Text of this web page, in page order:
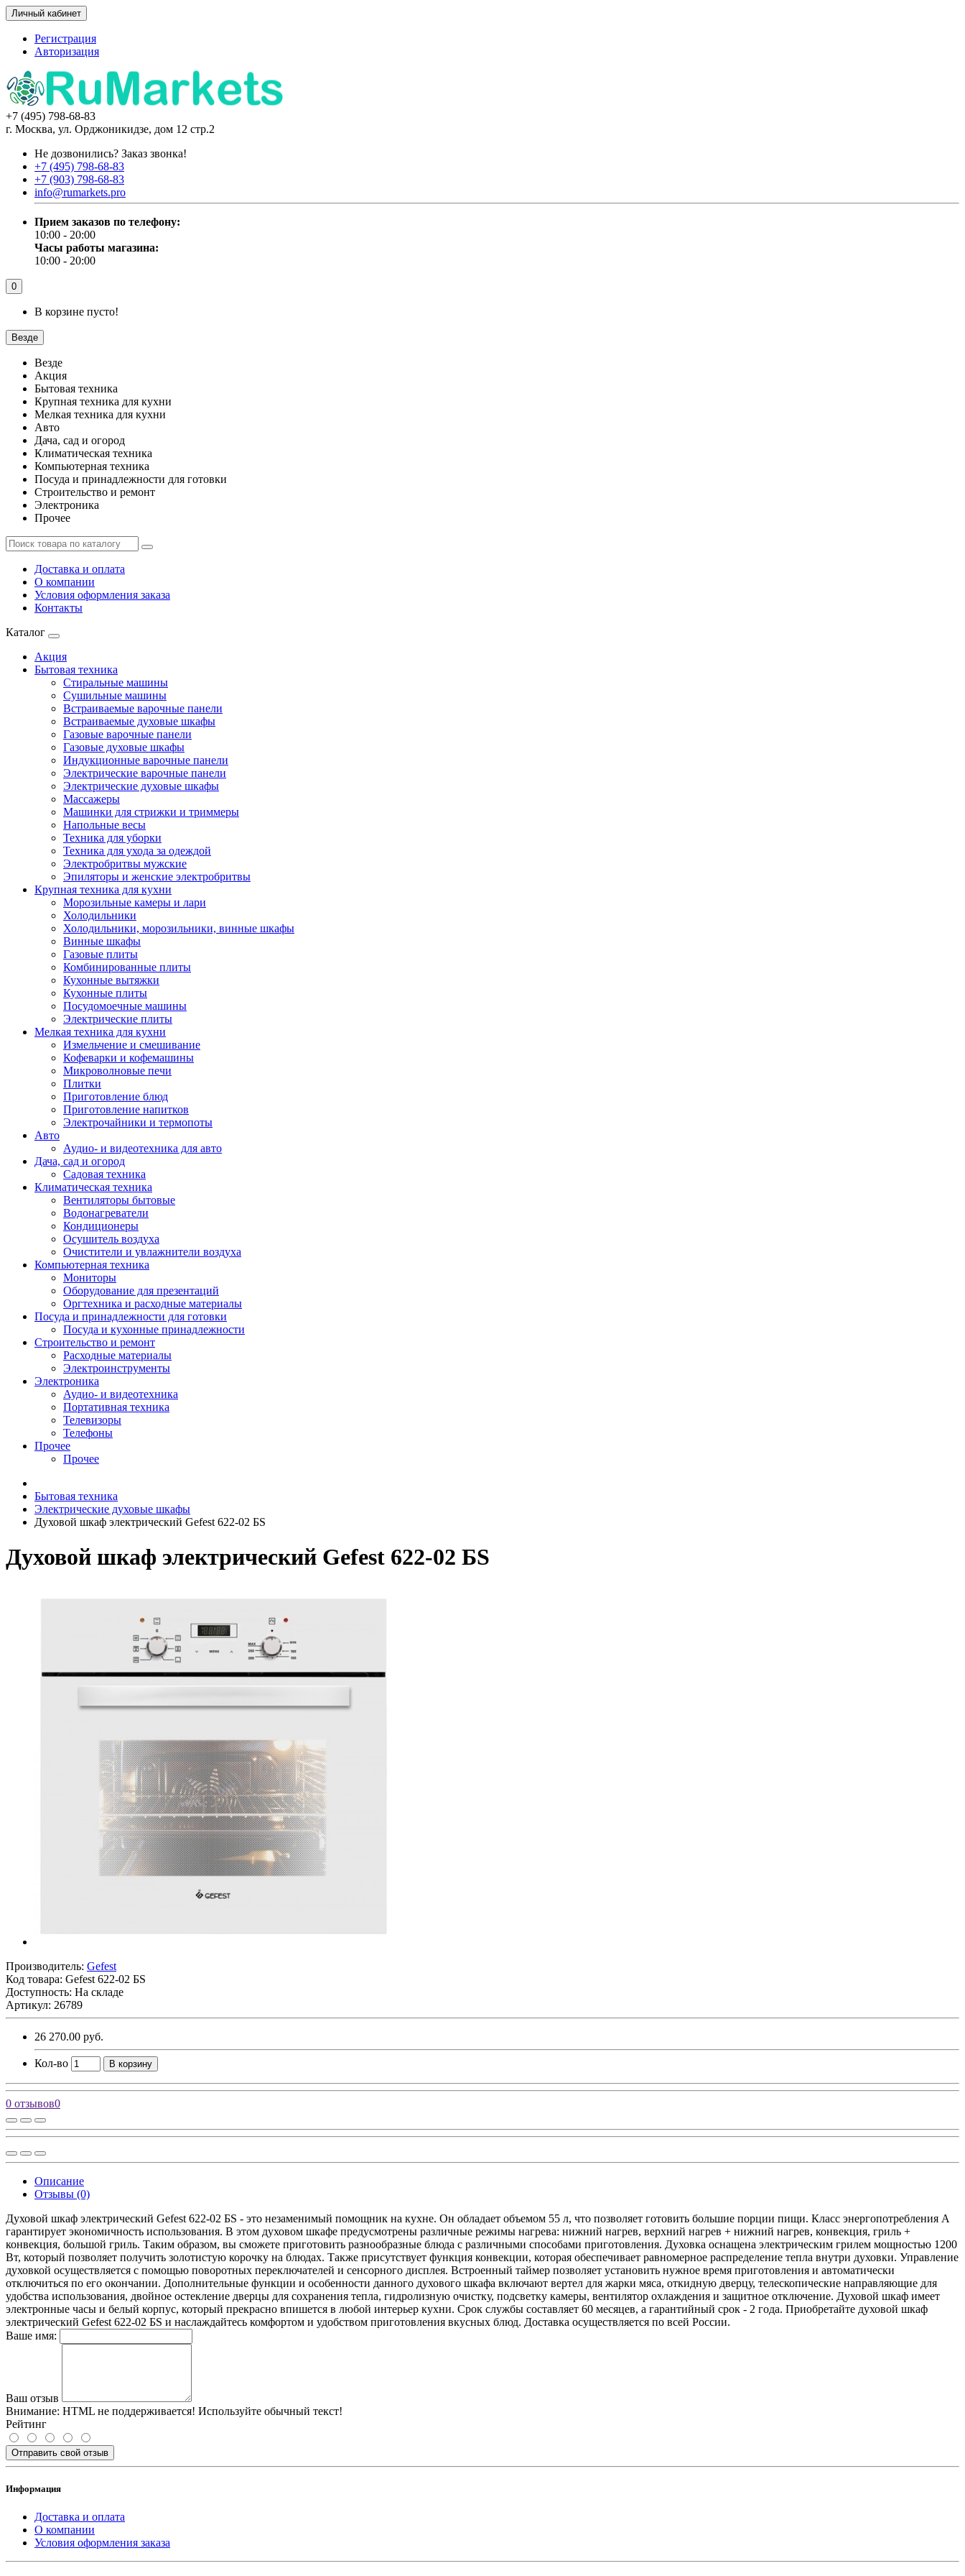
Личный кабинет
Регистрация
Авторизация
+7 (495) 798-68-83
г. Москва, ул. Орджоникидзе, дом 12 стр.2
Не дозвонились? Заказ звонка!
+7 (495) 798-68-83
+7 (903) 798-68-83
info@rumarkets.pro
Прием заказов по телефону:
10:00 - 20:00
Часы работы магазина:
10:00 - 20:00
0
В корзине пусто!
Везде
Везде
Акция
Бытовая техника
Крупная техника для кухни
Мелкая техника для кухни
Авто
Дача, сад и огород
Климатическая техника
Компьютерная техника
Посуда и принадлежности для готовки
Строительство и ремонт
Электроника
Прочее
Доставка и оплата
О компании
Условия оформления заказа
Контакты
Каталог
Акция
Бытовая техника
Стиральные машины
Сушильные машины
Встраиваемые варочные панели
Встраиваемые духовые шкафы
Газовые варочные панели
Газовые духовые шкафы
Индукционные варочные панели
Электрические варочные панели
Электрические духовые шкафы
Массажеры
Машинки для стрижки и триммеры
Напольные весы
Техника для уборки
Техника для ухода за одеждой
Электробритвы мужские
Эпиляторы и женские электробритвы
Крупная техника для кухни
Морозильные камеры и лари
Холодильники
Холодильники, морозильники, винные шкафы
Винные шкафы
Газовые плиты
Комбинированные плиты
Кухонные вытяжки
Кухонные плиты
Посудомоечные машины
Электрические плиты
Мелкая техника для кухни
Измельчение и смешивание
Кофеварки и кофемашины
Микроволновые печи
Плитки
Приготовление блюд
Приготовление напитков
Электрочайники и термопоты
Авто
Аудио- и видеотехника для авто
Дача, сад и огород
Садовая техника
Климатическая техника
Вентиляторы бытовые
Водонагреватели
Кондиционеры
Осушитель воздуха
Очистители и увлажнители воздуха
Компьютерная техника
Мониторы
Оборудование для презентаций
Оргтехника и расходные материалы
Посуда и принадлежности для готовки
Посуда и кухонные принадлежности
Строительство и ремонт
Расходные материалы
Электроинструменты
Электроника
Аудио- и видеотехника
Портативная техника
Телевизоры
Телефоны
Прочее
Прочее
Бытовая техника
Электрические духовые шкафы
Духовой шкаф электрический Gefest 622-02 БS
Духовой шкаф электрический Gefest 622-02 БS
Производитель: Gefest
Код товара: Gefest 622-02 БS
Доступность: На складе
Артикул: 26789
26 270.00 руб.
Кол-во В корзину
0 отзывов0
Описание
Отзывы (0)
Духовой шкаф электрический Gefest 622-02 БS - это незаменимый помощник на кухне. Он обладает объемом 55 л, что позволяет готовить большие порции пищи. Класс энергопотребления A
гарантирует экономичность использования. В этом духовом шкафе предусмотрены различные режимы нагрева: нижний нагрев, верхний нагрев + нижний нагрев, конвекция, гриль +
конвекция, большой гриль. Таким образом, вы сможете приготовить разнообразные блюда с различными способами приготовления. Духовка оснащена электрическим грилем мощностью 1200
Вт, который позволяет получить золотистую корочку на блюдах. Также присутствует функция конвекции, которая обеспечивает равномерное распределение тепла внутри духовки. Управление
духовкой осуществляется с помощью поворотных переключателей и сенсорного дисплея. Встроенный таймер позволяет установить нужное время приготовления и автоматически
отключиться по его окончании. Дополнительные функции и особенности данного духового шкафа включают вертел для жарки мяса, откидную дверцу, телескопические направляющие для
удобства использования, двойное остекление дверцы для сохранения тепла, гидролизную очистку, подсветку камеры, вентилятор охлаждения и защитное отключение. Духовой шкаф имеет
электронные часы и белый корпус, который прекрасно впишется в любой интерьер кухни. Срок службы составляет 60 месяцев, а гарантийный срок - 2 года. Приобретайте духовой шкаф
электрический Gefest 622-02 БS и наслаждайтесь комфортом и удобством приготовления вкусных блюд. Доставка осуществляется по всей России.
Ваше имя:
Ваш отзыв
Внимание: HTML не поддерживается! Используйте обычный текст!
Рейтинг
Отправить свой отзыв
Информация
Доставка и оплата
О компании
Условия оформления заказа